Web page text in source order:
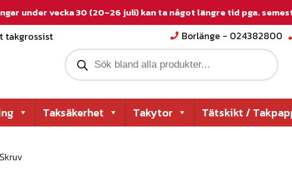
under vecka 30 (20–26 juli) kan ta något längre tid pga.
takgrossist Borlänge - 024382800
P
r
o
u
c
t
Taksäkerhet Takytor Tätskikt /
Skruv